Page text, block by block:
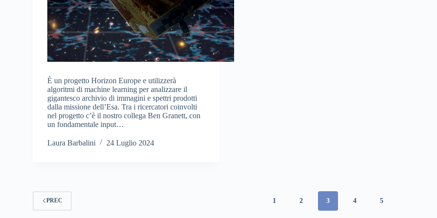
È un progetto Horizon Europe e utilizzerà
algoritmi di machine learning per analizzare il
gigantesco archivio di immagini e spettri prodotti
dalla missione dell’Esa. Tra i ricercatori coinvolti
nel progetto c’è il nostro collega Ben Granett, con
un fondamentale input…
Laura Barbalini 24 Luglio 2024
PREC 1 2 3 4 5